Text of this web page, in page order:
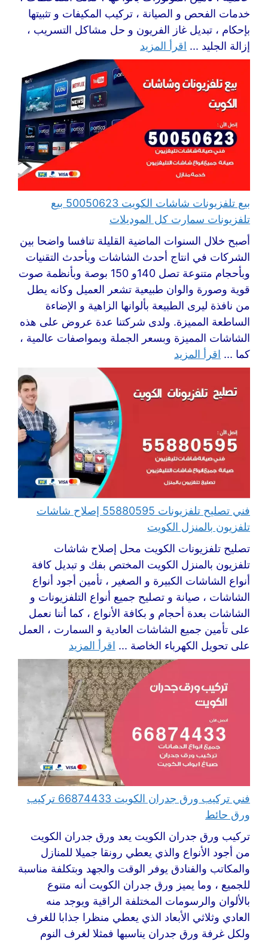
خدمات الفحص و الصيانة ، تركيب المكيفات و تثبيتها
بإحكام ، تبديل غاز الفريون و حل مشاكل التسريب ،
إزالة الجليد ... اقرأ المزيد
بيع تلفزيونات شاشات الكويت 50050623 بيع
تلفزيونات سمارت كل الموديلات
أصبح خلال السنوات الماضية القليلة تنافسا واضحا بين
الشركات في انتاج أحدث الشاشات وبأحدث التقنيات
وبأحجام متنوعة تصل 140و 150 بوصة وبأنظمة صوت
قوية وصورة والوان طبيعية تشعر العميل وكانه يطل
من نافذة ليرى الطبيعة بألوانها الزاهية و الإضاءة
الساطعة المميزة. ولدى شركتنا عدة عروض على هذه
الشاشات المميزة وبسعر الجملة وبمواصفات عالمية ،
كما ... اقرأ المزيد
فني تصليح تلفزيونات 55880595 إصلاح شاشات
تلفزيون بالمنزل الكويت
تصليح تلفزيونات الكويت محل إصلاح شاشات
تلفزيون بالمنزل الكويت المختص بفك و تبديل كافة
أنواع الشاشات الكبيرة و الصغير ، تأمين أجود أنواع
الشاشات ، صيانة و تصليح جميع أنواع التلفزيونات و
الشاشات بعدة أحجام و بكافة الأنواع ، كما أننا نعمل
على تأمين جميع الشاشات العادية و السمارت ، العمل
على تحويل الكهرباء الخاصة ... اقرأ المزيد
فني تركيب ورق جدران الكويت 66874433 تركيب
ورق حائط
تركيب ورق جدران الكويت يعد ورق جدران الكويت
من أجود الأنواع والذي يعطي رونقا جميلا للمنازل
والمكاتب والفنادق يوفر الوقت والجهد وبتكلفة مناسبة
للجميع ، وما يميز ورق جدران الكويت أنه متنوع
بالألوان والرسومات المختلفة الراقية ويوجد منه
العادي وثلاثي الأبعاد الذي يعطي منظرا جذابا للغرف
ولكل غرفة ورق جدران يناسبها فمثلا لغرف النوم